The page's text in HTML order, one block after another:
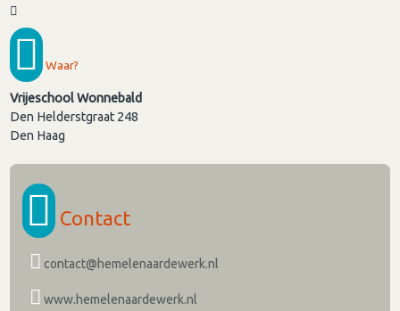
Waar?
Vrijeschool Wonnebald
Den Helderstgraat 248
Den Haag
Contact
contact@hemelenaardewerk.nl
www.hemelenaardewerk.nl